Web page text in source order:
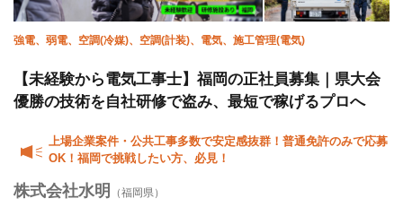
強電、弱電、空調(冷媒)、空調(計装)、電気、施工管理(電気)
【未経験から電気工事士】福岡の正社員募集｜県大会
優勝の技術を自社研修で盗み、最短で稼げるプロへ
上場企業案件・公共工事多数で安定感抜群！普通免許のみで応募
OK！福岡で挑戦したい方、必見！
株式会社水明 （福岡県）